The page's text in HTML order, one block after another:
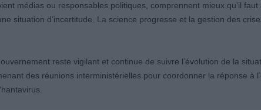
médias ou responsables politiques, comprennent mieux qu’il faut
situation d’incertitude. La science progresse et la gestion des
reste vigilant et continue de suivre l’évolution de la
des réunions interministérielles pour coordonner la réponse à